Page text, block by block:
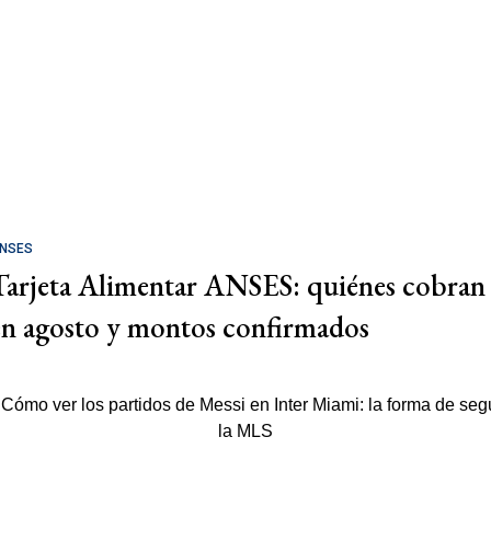
Alimentar ANSES: quiénes cobran
agosto y montos confirmados